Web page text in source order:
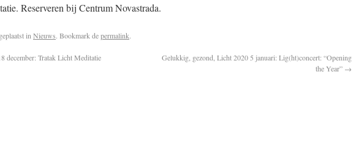
Reserveren bij Centrum Novastrada.
in Nieuws. Bookmark depermalink.
december: Tratak Licht Meditatie
Gelukkig, gezond, Licht 2020 5 januari: Lig(ht)concert: “Opening
the Year” →